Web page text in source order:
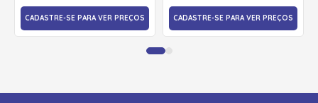
CADASTRE-SE PARA VER PREÇOS CADASTRE-SE PARA VER PREÇOS